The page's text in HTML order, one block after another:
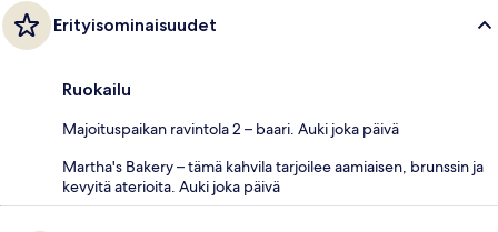
Erityisominaisuudet
Ruokailu
Majoituspaikan ravintola 2 – baari. Auki joka päivä
Martha's Bakery – tämä kahvila tarjoilee aamiaisen, brunssin ja
kevyitä aterioita. Auki joka päivä